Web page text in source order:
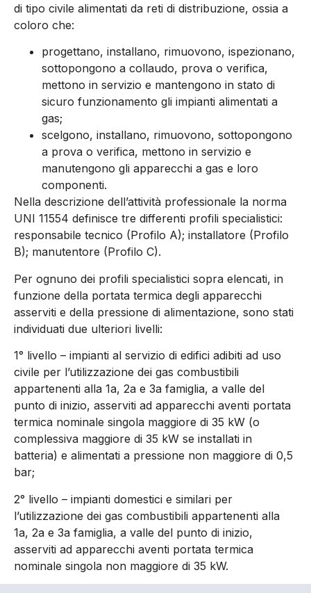
di tipo civile alimentati da reti di distribuzione, ossia a
coloro che:
progettano, installano, rimuovono, ispezionano,
sottopongono a collaudo, prova o verifica,
mettono in servizio e mantengono in stato di
sicuro funzionamento gli impianti alimentati a
gas;
scelgono, installano, rimuovono, sottopongono
a prova o verifica, mettono in servizio e
manutengono gli apparecchi a gas e loro
componenti.
Nella descrizione dell’attività professionale la norma
UNI 11554 definisce tre differenti profili specialistici:
responsabile tecnico (Profilo A); installatore (Profilo
B); manutentore (Profilo C).
Per ognuno dei profili specialistici sopra elencati, in
funzione della portata termica degli apparecchi
asserviti e della pressione di alimentazione, sono stati
individuati due ulteriori livelli:
1° livello – impianti al servizio di edifici adibiti ad uso
civile per l’utilizzazione dei gas combustibili
appartenenti alla 1a, 2a e 3a famiglia, a valle del
punto di inizio, asserviti ad apparecchi aventi portata
termica nominale singola maggiore di 35 kW (o
complessiva maggiore di 35 kW se installati in
batteria) e alimentati a pressione non maggiore di 0,5
bar;
2° livello – impianti domestici e similari per
l’utilizzazione dei gas combustibili appartenenti alla
1a, 2a e 3a famiglia, a valle del punto di inizio,
asserviti ad apparecchi aventi portata termica
nominale singola non maggiore di 35 kW.